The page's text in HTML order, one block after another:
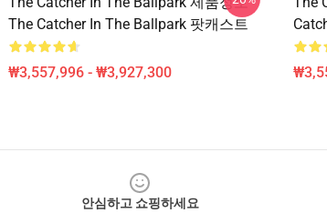
The Catcher In The Ballpark 팟캐스트
₩3,557,996 - ₩3,927,300
안심하고 쇼핑하세요